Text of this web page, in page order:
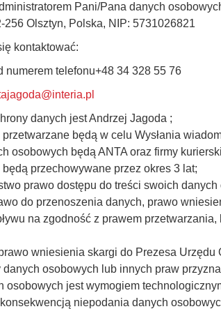
Pani/Pana danych
256 Olsztyn, Polska, NIP: 5731026821
kontaktować:
numerem telefonu+48 34 328 55 76
danych jest Andrzej Jagoda ;
będą w celu Wysłania
osobowych będą ANTA oraz firmy
przechowywane przez okres 3 lat;
prawo dostępu do treści swoich
do przenoszenia danych, prawo
na zgodność z prawem
wniesienia skargi do Prezesa
danych osobowych lub innych praw
osobowych jest wymogiem
niepodania danych